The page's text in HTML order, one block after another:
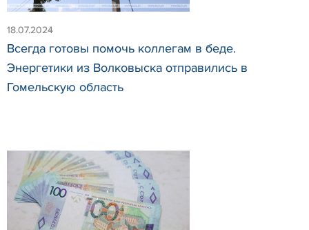
18.07.2024
Всегда готовы помочь коллегам в беде.
Энергетики из Волковыска отправились в
Гомельскую область